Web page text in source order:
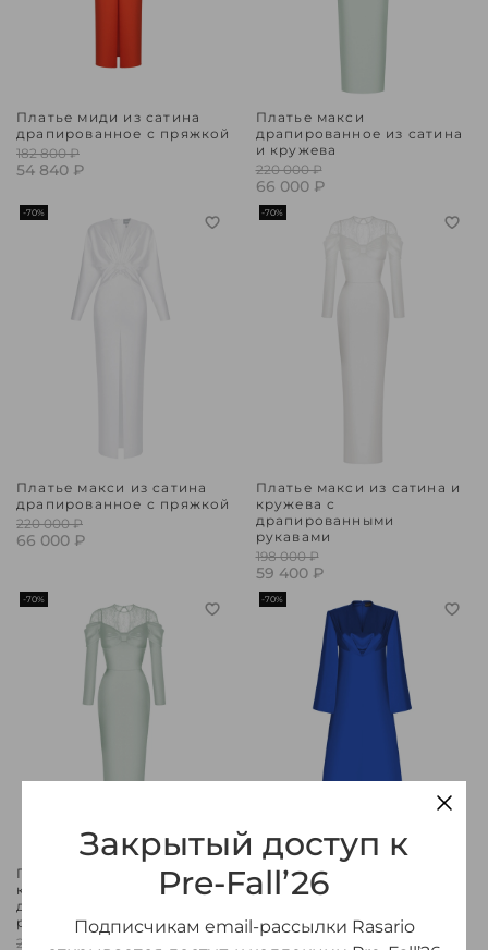
Платье миди из сатина
драпированное с пряжкой
182 800 ₽
54 840 ₽
Платье макси
драпированное из сатина
и кружева
220 000 ₽
66 000 ₽
-70%
Платье макси из сатина
драпированное с пряжкой
220 000 ₽
66 000 ₽
-70%
Платье макси из сатина и
кружева с
драпированными
рукавами
198 000 ₽
59 400 ₽
-70%
Платье макси из сатина и
кружева с
драпированными
рукавами
200 300 ₽
-70%
Платье макси сатиновое с
разрезом спереди
42 340 ₽
Закрытый доступ к
Pre-Fall’26
Подписчикам email-рассылки Rasario